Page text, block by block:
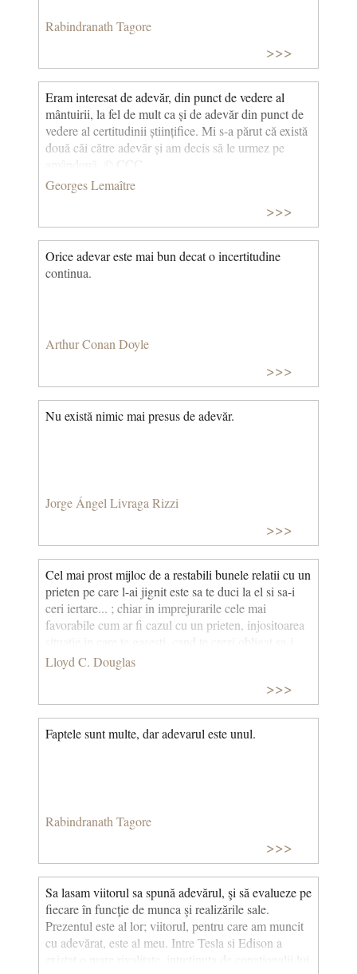
Rabindranath Tagore
>>>
Eram interesat de adevăr, din punct de vedere al
mântuirii, la fel de mult ca și de adevăr din punct de
vedere al certitudinii științifice. Mi s-a părut că există
două căi către adevăr și am decis să le urmez pe
Georges Lemaître
>>>
Orice adevar este mai bun decat o incertitudine
continua.
Arthur Conan Doyle
>>>
Nu există nimic mai presus de adevăr.
Jorge Ángel Livraga Rizzi
>>>
Cel mai prost mijloc de a restabili bunele relatii cu un
prieten pe care l-ai jignit este sa te duci la el si sa-i
ceri iertare... ; chiar in imprejurarile cele mai
favorabile cum ar fi cazul cu un prieten, injositoarea
situatie in care te gasesti, cand te crezi obligat sa-i
ceri iertare poate duce la o concluzie tocmai contrarie
celei la care te astepti. Daca prietenul interesat
pretinde sa-i ceri iertare, aceasta totusi nu-l va putea
multumi si prietenia lui nu merita sa te straduiesti ca
Lloyd C. Douglas
>>>
Faptele sunt multe, dar adevarul este unul.
Rabindranath Tagore
>>>
Sa lasam viitorul sa spună adevărul, şi să evalueze pe
fiecare în funcţie de munca şi realizările sale.
Prezentul este al lor; viitorul, pentru care am muncit
cu adevărat, este al meu. Intre Tesla si Edison a